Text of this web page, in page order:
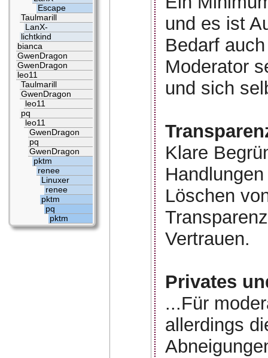
und es ist
Bedarf
Moderator
und sich
Klare
Löschen
Vertrauen.
Privates
...Für
allerdings
Escape
Taulmarill
LanX-
lichtkind
bianca
GwenDragon
GwenDragon
leo11
Taulmarill
GwenDragon
leo11
pq
leo11
GwenDragon
pq
GwenDragon
pktm
renee
Linuxer
renee
pktm
pq
pktm